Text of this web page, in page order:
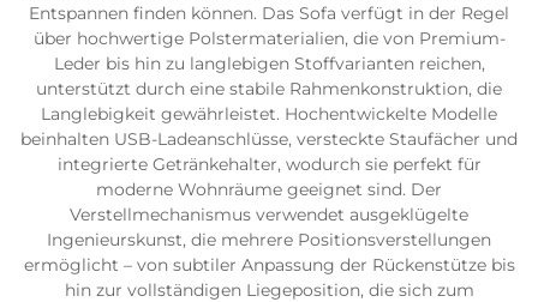
Entspannen finden können. Das Sofa verfügt in der Regel
über hochwertige Polstermaterialien, die von Premium-
Leder bis hin zu langlebigen Stoffvarianten reichen,
unterstützt durch eine stabile Rahmenkonstruktion, die
Langlebigkeit gewährleistet. Hochentwickelte Modelle
beinhalten USB-Ladeanschlüsse, versteckte Staufächer und
integrierte Getränkehalter, wodurch sie perfekt für
moderne Wohnräume geeignet sind. Der
Verstellmechanismus verwendet ausgeklügelte
Ingenieurskunst, die mehrere Positionsverstellungen
ermöglicht – von subtiler Anpassung der Rückenstütze bis
hin zur vollständigen Liegeposition, die sich zum